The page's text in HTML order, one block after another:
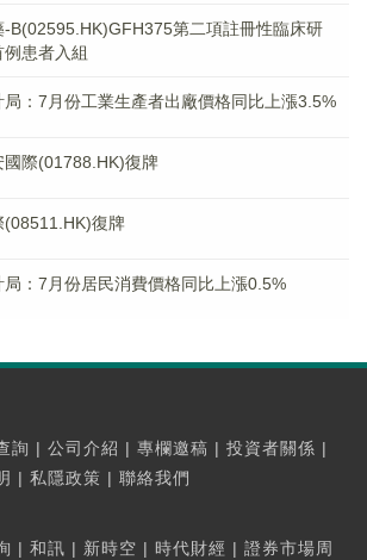
-B(02595.HK)GFH375第二項註冊性臨床研
例患者入組
局：7月份工業生產者出廠價格同比上漲3.5%
國際(01788.HK)復牌
(08511.HK)復牌
局：7月份居民消費價格同比上漲0.5%
詢 | 公司介紹 | 專欄邀稿 | 投資者關係 |
| 私隱政策 | 聯絡我們
| 和訊 | 新時空 | 時代財經 | 證券市場周